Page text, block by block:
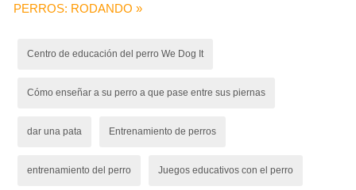
PERROS: RODANDO »
Centro de educación del perro We Dog It
Cómo enseñar a su perro a que pase entre sus piernas
dar una pata Entrenamiento de perros
entrenamiento del perro Juegos educativos con el perro